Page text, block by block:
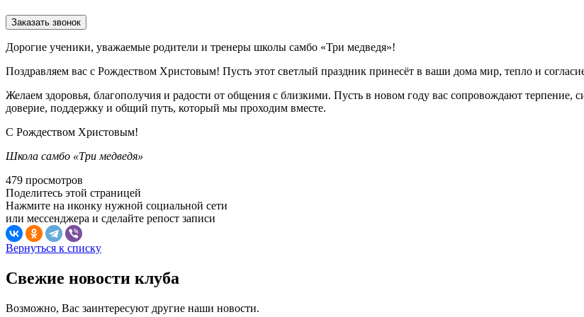
Заказать звонок
Дорогие ученики, уважаемые родители и тренеры школы самбо «Три медведя»!
Поздравляем вас с Рождеством Христовым! Пусть этот светлый праздник принесёт в ваши дома мир, тепло и
Желаем здоровья, благополучия и радости от общения с близкими. Пусть в новом году вас сопровождают
доверие, поддержку и общий путь, который мы проходим вместе.
С Рождеством Христовым!
Школа самбо «Три медведя»
479 просмотров
Поделитесь этой страницей
Нажмите на иконку нужной социальной сети
или мессенджера и сделайте репост записи
Вернуться к списку
Свежие новости клуба
Возможно, Вас заинтересуют другие наши новости.